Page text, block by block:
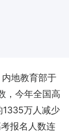
地教育部于
，今年全国高
万人减少
报名人数连